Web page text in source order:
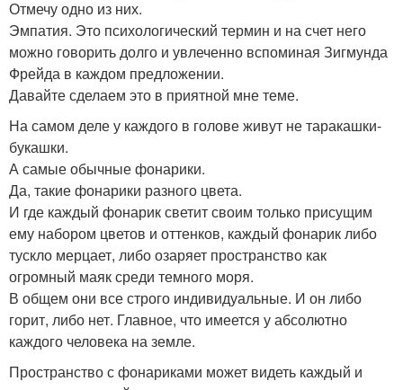
Отмечу одно из них.
Эмпатия. Это психологический термин и на счет него
можно говорить долго и увлеченно вспоминая Зигмунда
Фрейда в каждом предложении.
Давайте сделаем это в приятной мне теме.
На самом деле у каждого в голове живут не таракашки-
букашки.
А самые обычные фонарики.
Да, такие фонарики разного цвета.
И где каждый фонарик светит своим только присущим
ему набором цветов и оттенков, каждый фонарик либо
тускло мерцает, либо озаряет пространство как
огромный маяк среди темного моря.
В общем они все строго индивидуальные. И он либо
горит, либо нет. Главное, что имеется у абсолютно
каждого человека на земле.
Пространство с фонариками может видеть каждый и